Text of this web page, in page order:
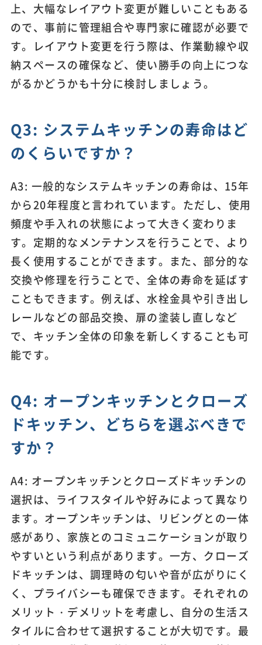
上、大幅なレイアウト変更が難しいこともある
ので、事前に管理組合や専門家に確認が必要で
す。レイアウト変更を行う際は、作業動線や収
納スペースの確保など、使い勝手の向上につな
がるかどうかも十分に検討しましょう。
Q3: システムキッチンの寿命はど
のくらいですか？
A3: 一般的なシステムキッチンの寿命は、15年
から20年程度と言われています。ただし、使用
頻度や手入れの状態によって大きく変わりま
す。定期的なメンテナンスを行うことで、より
長く使用することができます。また、部分的な
交換や修理を行うことで、全体の寿命を延ばす
こともできます。例えば、水栓金具や引き出し
レールなどの部品交換、扉の塗装し直しなど
で、キッチン全体の印象を新しくすることも可
能です。
Q4: オープンキッチンとクローズ
ドキッチン、どちらを選ぶべきで
すか？
A4: オープンキッチンとクローズドキッチンの
選択は、ライフスタイルや好みによって異なり
ます。オープンキッチンは、リビングとの一体
感があり、家族とのコミュニケーションが取り
やすいという利点があります。一方、クローズ
ドキッチンは、調理時の匂いや音が広がりにく
く、プライバシーも確保できます。それぞれの
メリット・デメリットを考慮し、自分の生活ス
タイルに合わせて選択することが大切です。最